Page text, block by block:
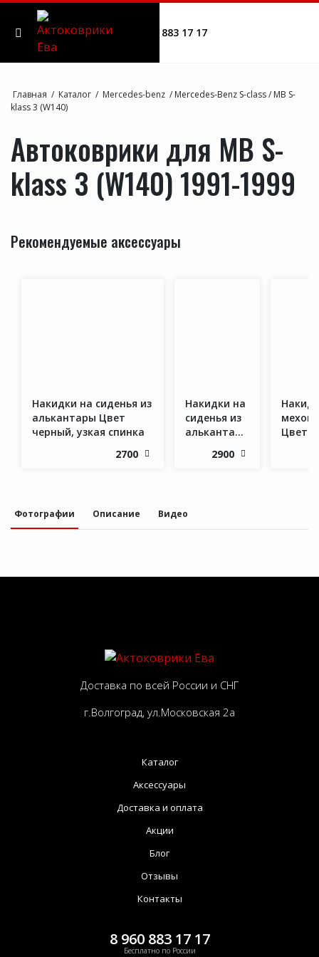
Доставка и оплата
Блог
8 960 883 17 17
8 960 883 17 17
Главная / Каталог / Mercedes-benz / Mercedes-Benz S-class/ MB S-
klass 3 (W140)
Автоковрики для MB S-
klass 3 (W140) 1991-1999
Рекомендуемые аксессуары
Накидки на сиденья из
алькантары Цвет
черный, узкая спинка
2700
Накидки на
сиденья из
алькантары
бежевый
2900
Цвет
Фотографии Описание Видео
Доставка по всей России и СНГ
г.Волгоград, ул.Московская 2а
Каталог
Аксессуары
Доставка и оплата
Акции
Блог
Отзывы
Контакты
8 960 883 17 17
Бесплатно по России